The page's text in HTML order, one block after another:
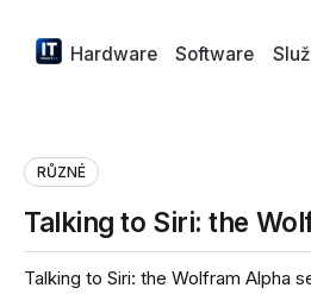
Hardware Software
RŮZNÉ
Talking to Siri: the
Talking to Siri: the Wolfram Alpha